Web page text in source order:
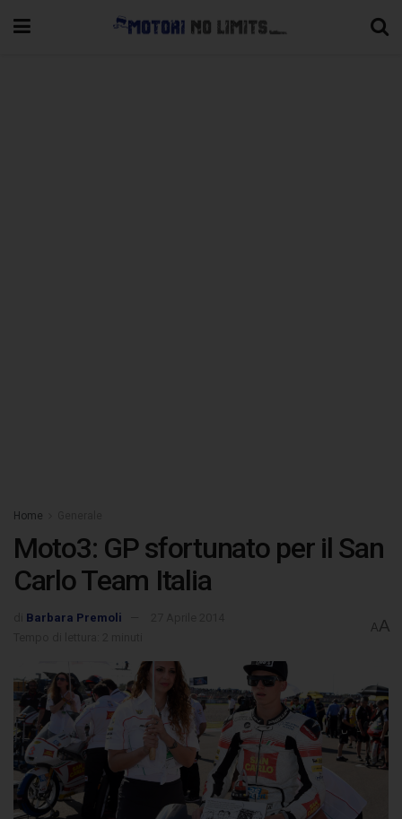
Home
Moto3: GP sfortunato per il San
Carlo Team Italia
Barbara Premoli
AA